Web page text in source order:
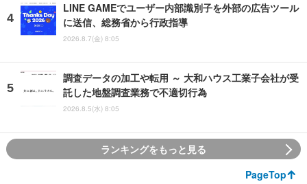
LINE GAMEでユーザー内部識別子を外部の広告ツール
に送信、総務省から行政指導
2026.8.7(金) 8:05
調査データの加工や転用 ～ 大和ハウス工業子会社が受
託した地盤調査業務で不適切行為
2026.8.5(水) 8:05
ランキングをもっと見る
PageTop